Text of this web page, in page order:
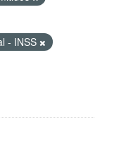
- INSS